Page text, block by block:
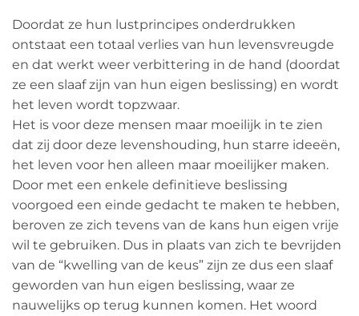
Doordat ze hun lustprincipes onderdrukken
ontstaat een totaal verlies van hun levensvreugde
en dat werkt weer verbittering in de hand (doordat
ze een slaaf zijn van hun eigen beslissing) en wordt
het leven wordt topzwaar.
Het is voor deze mensen maar moeilijk in te zien
dat zij door deze levenshouding, hun starre ideeën,
het leven voor hen alleen maar moeilijker maken.
Door met een enkele definitieve beslissing
voorgoed een einde gedacht te maken te hebben,
beroven ze zich tevens van de kans hun eigen vrije
wil te gebruiken. Dus in plaats van zich te bevrijden
van de “kwelling van de keus” zijn ze dus een slaaf
geworden van hun eigen beslissing, waar ze
nauwelijks op terug kunnen komen. Het woord